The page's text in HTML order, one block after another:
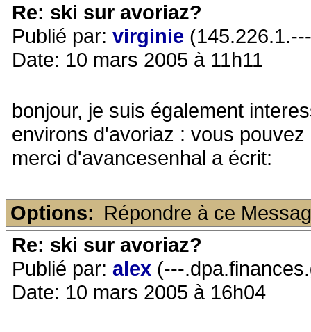
Re: ski sur avoriaz?
Publié par: virginie
Date: 10 mars 2005 à 11h11
bonjour, je suis également
environs d'avoriaz : vous
merci d'avancesenhal a écrit:
Options: Répondre à ce
Re: ski sur avoriaz?
Publié par: alex (---
Date: 10 mars 2005 à 16h04